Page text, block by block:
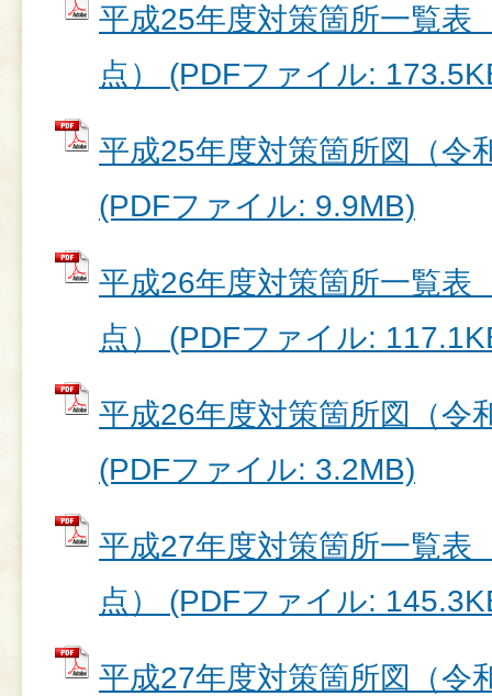
平成25年度対策箇所一覧表
点） (PDFファイル:
平成25年度対策箇所図（令
(PDFファイル: 9.9MB)
平成26年度対策箇所一覧表
点） (PDFファイル:
平成26年度対策箇所図（令
(PDFファイル: 3.2MB)
平成27年度対策箇所一覧表
点） (PDFファイル:
平成27年度対策箇所図（令